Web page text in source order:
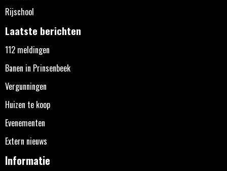
Rijschool
Laatste berichten
112 meldingen
Banen in Prinsenbeek
Vergunningen
Huizen te koop
Evenementen
Extern nieuws
Informatie